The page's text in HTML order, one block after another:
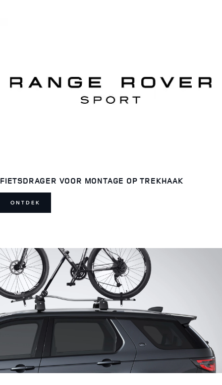
FIETSDRAGER VOOR MONTAGE OP TREKHAAK
ONTDEK